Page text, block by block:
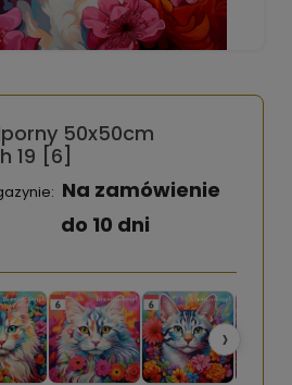
50x50cm
19 [6]
Na zamówienie
do 10 dni
›